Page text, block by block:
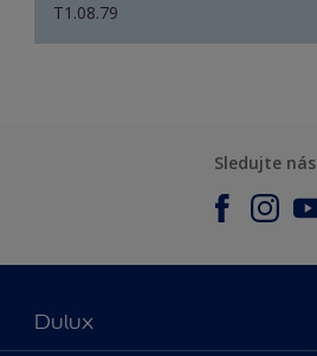
T1.08.79
Sledujte nás
Dulux